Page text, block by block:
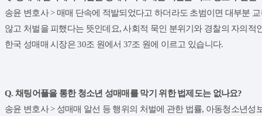
송윤 변호사 > 매매 단속에 적발되었다고 하더라도 초범이면 대부분
않고 처벌을 피했다는 뜻인데요, 사회적 묵인 분위기와 경찰의 자의
한국 성매매 시장은 30조 원에서 37조 원에 이르고 있습니다.
Q. 채팅어플을 통한 청소년 성매매를 막기 위한 법제도는 없나요?
송윤 변호사 > 성매매 알선 등 행위의 처벌에 관한 법률, 아동청소년